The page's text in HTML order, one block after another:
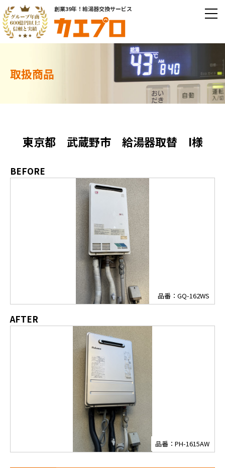
創業39年！給湯器交換サービス
取扱商品
東京都 武蔵野市 給湯器取替 I様
BEFORE
品番：GQ-162WS
AFTER
品番：PH-1615AW